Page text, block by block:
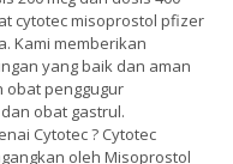
cytotec misoprostol pfizer
Kami memberikan
yang baik dan aman
obat penggugur
obat gastrul.
Cytotec ? Cytotec
oleh Misoprostol